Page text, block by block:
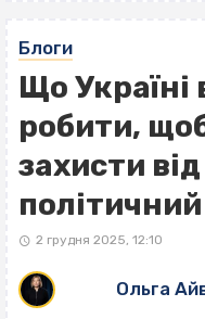
Блоги
Що Україні
робити,
захисти
2 грудня 2025, 12:10
Ольга